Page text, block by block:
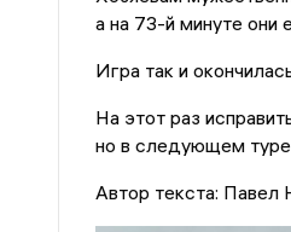
а на 73-й минуте они
Игра так и
На этот раз
но в следующем туре
Автор текста: Павел